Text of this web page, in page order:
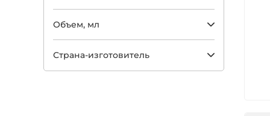
Объем, мл
Страна-изготовитель